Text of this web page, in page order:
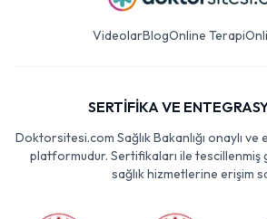
VideolarBlogOnline Terapi
SERTİFİKA VE
Doktorsitesi.com Sağlık Bakanlığı onaylı ve
platformudur. Sertifikaları ile tescillenmiş
sağlık hizmetlerine erişim